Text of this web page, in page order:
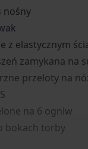
nośny
z elastycznym
zamykana na
przeloty na
na 6 ogniw
bokach torby